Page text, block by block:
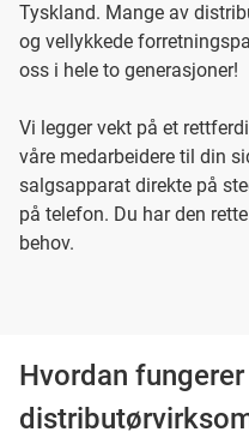
Tyskland. Mange av
og vellykkede
oss i hele to generasjoner!
Vi legger vekt på et
våre medarbeidere til din
salgsapparat direkte på
på telefon. Du har den
behov.
Hvordan